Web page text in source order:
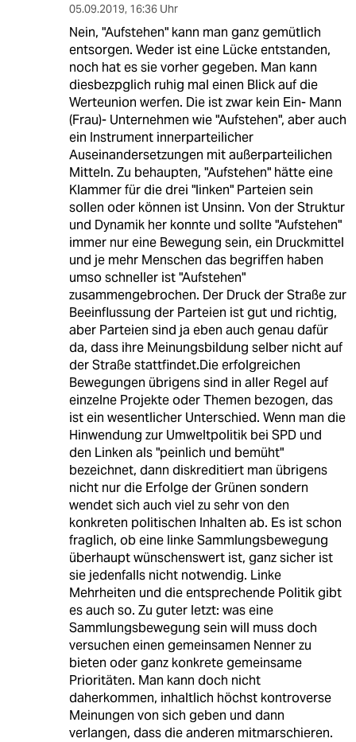
05.09.2019, 16:36 Uhr
Nein, "Aufstehen" kann man ganz gemütlich
entsorgen. Weder ist eine Lücke entstanden,
noch hat es sie vorher gegeben. Man kann
diesbezpglich ruhig mal einen Blick auf die
Werteunion werfen. Die ist zwar kein Ein- Mann
(Frau)- Unternehmen wie "Aufstehen", aber auch
ein Instrument innerparteilicher
Auseinandersetzungen mit außerparteilichen
Mitteln. Zu behaupten, "Aufstehen" hätte eine
Klammer für die drei "linken" Parteien sein
sollen oder können ist Unsinn. Von der Struktur
und Dynamik her konnte und sollte "Aufstehen"
immer nur eine Bewegung sein, ein Druckmittel
und je mehr Menschen das begriffen haben
umso schneller ist "Aufstehen"
zusammengebrochen. Der Druck der Straße zur
Beeinflussung der Parteien ist gut und richtig,
aber Parteien sind ja eben auch genau dafür
da, dass ihre Meinungsbildung selber nicht auf
der Straße stattfindet.Die erfolgreichen
Bewegungen übrigens sind in aller Regel auf
einzelne Projekte oder Themen bezogen, das
ist ein wesentlicher Unterschied. Wenn man die
Hinwendung zur Umweltpolitik bei SPD und
den Linken als "peinlich und bemüht"
bezeichnet, dann diskreditiert man übrigens
nicht nur die Erfolge der Grünen sondern
wendet sich auch viel zu sehr von den
konkreten politischen Inhalten ab. Es ist schon
fraglich, ob eine linke Sammlungsbewegung
überhaupt wünschenswert ist, ganz sicher ist
sie jedenfalls nicht notwendig. Linke
Mehrheiten und die entsprechende Politik gibt
es auch so. Zu guter letzt: was eine
Sammlungsbewegung sein will muss doch
versuchen einen gemeinsamen Nenner zu
bieten oder ganz konkrete gemeinsame
Prioritäten. Man kann doch nicht
daherkommen, inhaltlich höchst kontroverse
Meinungen von sich geben und dann
verlangen, dass die anderen mitmarschieren.